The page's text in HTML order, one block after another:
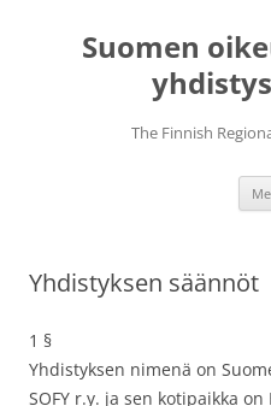
contentSuomen
The Finnish
Yhdistyksen säännöt
1 §
Yhdistyksen nimenä on
SOFY r.y. ja sen kotipaikka